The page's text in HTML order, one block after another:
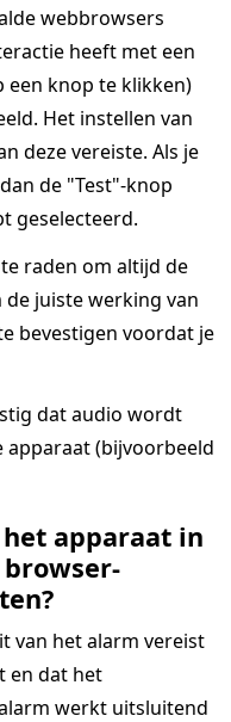
webbrowsers
heeft met een
een knop te klikken)
Het instellen van
deze vereiste. Als je
de "Test"-knop
geselecteerd.
raden om altijd de
juiste werking van
bevestigen voordat je
dat audio wordt
(bijvoorbeeld
apparaat in
van het alarm vereist
en dat het
werkt uitsluitend